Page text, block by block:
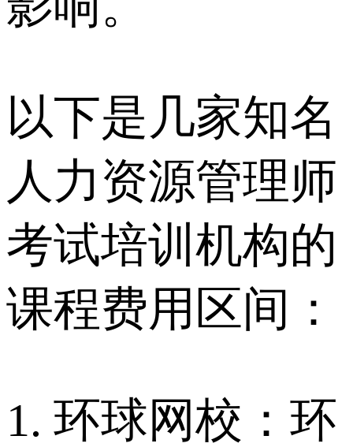
以下是几家知名
人力资源管理师
考试培训机构的
课程费用区间：
1. 环球网校：环